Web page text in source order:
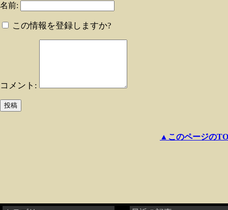
名前:
この情報を登録しますか?
コメント:
▲このページの